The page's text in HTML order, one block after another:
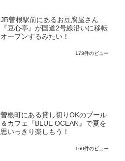
JR曽根駅前にあるお豆腐屋さん
『豆心亭』が国道2号線沿いに移転
オープンするみたい！
173件のビュー
曽根町にある貸し切りOKのプール
＆カフェ『BLUE OCEAN』で夏を
思いっきり楽しもう！
160件のビュー